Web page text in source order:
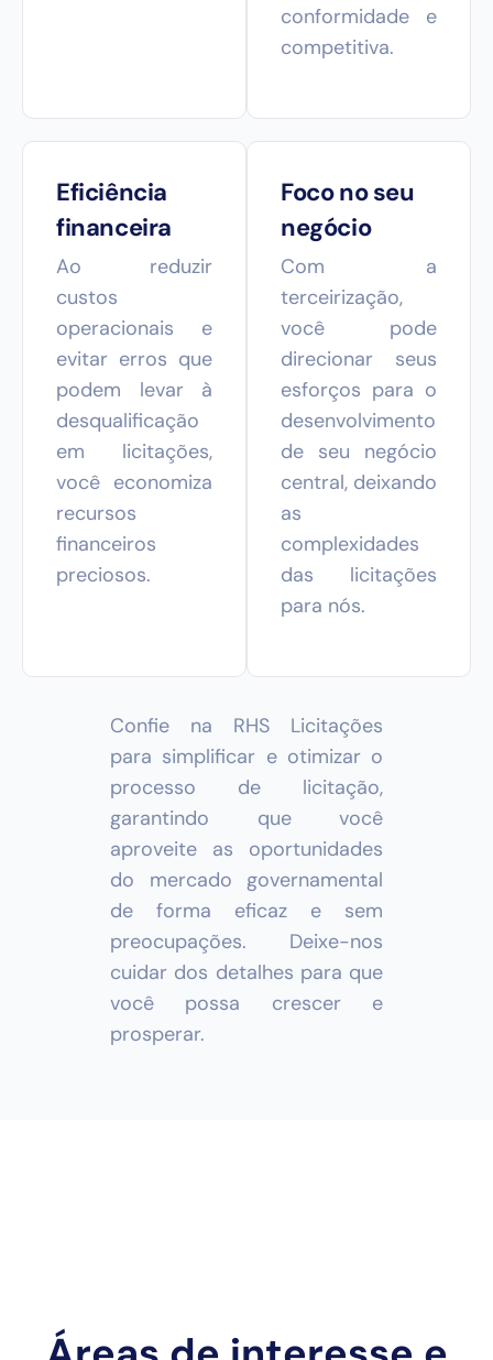
conformidade e
competitiva.
Eficiência
financeira
Ao reduzir
custos
operacionais e
evitar erros que
podem levar à
desqualificação
em licitações,
você economiza
recursos
financeiros
preciosos.
Foco no seu
negócio
Com a
terceirização,
você pode
direcionar seus
esforços para o
desenvolvimento
de seu negócio
central, deixando
as
complexidades
das licitações
para nós.
Confie na RHS Licitações
para simplificar e otimizar o
processo de licitação,
garantindo que você
aproveite as oportunidades
do mercado governamental
de forma eficaz e sem
preocupações. Deixe-nos
cuidar dos detalhes para que
você possa crescer e
prosperar.